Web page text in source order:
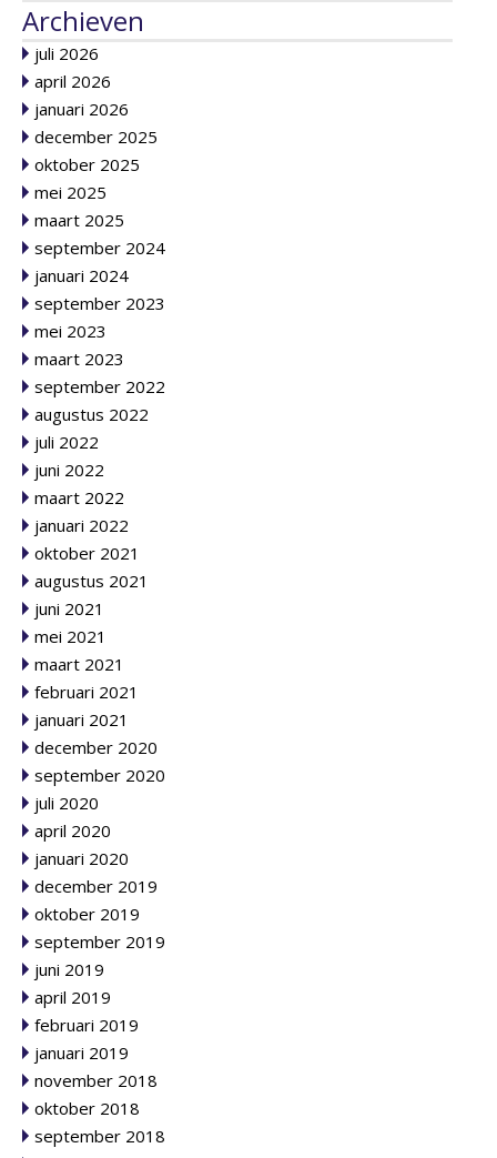
Archieven
juli 2026
april 2026
januari 2026
december 2025
oktober 2025
mei 2025
maart 2025
september 2024
januari 2024
september 2023
mei 2023
maart 2023
september 2022
augustus 2022
juli 2022
juni 2022
maart 2022
januari 2022
oktober 2021
augustus 2021
juni 2021
mei 2021
maart 2021
februari 2021
januari 2021
december 2020
september 2020
juli 2020
april 2020
januari 2020
december 2019
oktober 2019
september 2019
juni 2019
april 2019
februari 2019
januari 2019
november 2018
oktober 2018
september 2018